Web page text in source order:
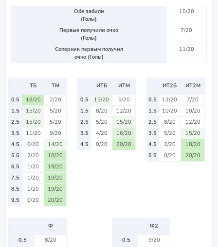
Обе забили
(Голы)
10/20
Первые получили очко
(Голы)
7/20
Соперник первым получил
очко (Голы)
11/20
ТБ
ТМ
0.5
18/20
2/20
1.5
15/20
5/20
2.5
15/20
5/20
3.5
11/20
9/20
4.5
6/20
14/20
5.5
2/20
18/20
6.5
1/20
19/20
7.5
1/20
19/20
8.5
1/20
19/20
9.5
0/20 20/20
ИТБ
ИТМ
0.5
15/20
5/20
1.5
8/20
12/20
2.5
5/20
15/20
3.5
4/20
16/20
4.5
0/20 20/20
ИТ2Б
ИТ2М
0.5
13/20
7/20
1.5
10/20
10/20
2.5
8/20
12/20
3.5
5/20
15/20
4.5
2/20
18/20
5.5
0/20 20/20
Ф
-0.5
8/20
Ф2
-0.5
9/20